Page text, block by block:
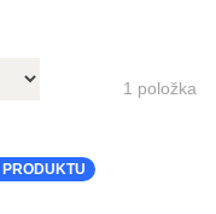
1 položka